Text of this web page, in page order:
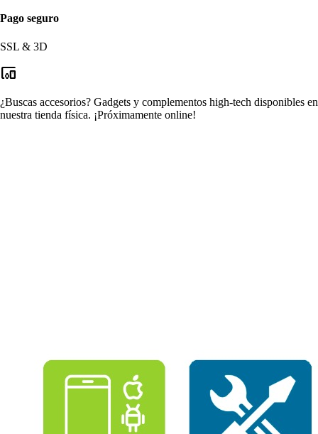
Pago seguro
SSL & 3D
devices_other
¿Buscas accesorios? Gadgets y complementos high-tech disponibles en
nuestra tienda física. ¡Próximamente online!